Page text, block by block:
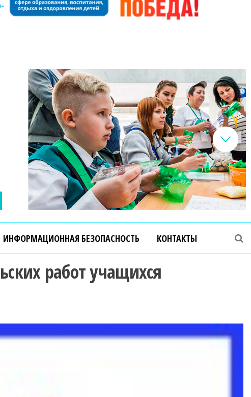
ИНФОРМАЦИОННАЯ БЕЗОПАСНОСТЬ КОНТАКТЫ
работ учащихся